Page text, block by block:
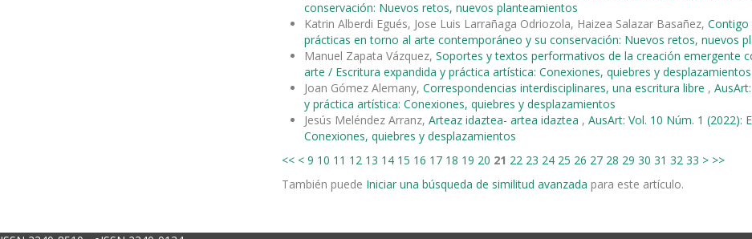
conservación: Nuevos retos, nuevos planteamientos
Katrin Alberdi Egués, Jose Luis Larrañaga Odriozola, Haizea Salazar Basañez,
prácticas en torno al arte contemporáneo y su conservación: Nuevos retos, nuevos
Manuel Zapata Vázquez, Soportes y textos performativos de la creación emergente
arte / Escritura expandida y práctica artística: Conexiones, quiebres y desplazamientos
Joan Gómez Alemany, Correspondencias interdisciplinares, una escritura libre ,
y práctica artística: Conexiones, quiebres y desplazamientos
Jesús Meléndez Arranz, Arteaz idaztea- artea idaztea , AusArt: Vol. 10 Núm. 1 (2022):
Conexiones, quiebres y desplazamientos
<< < 9 10 11 12 13 14 15 16 17 18 19 20 21 22 23 24 25 26 27 28 29 30 31 32 33 > >>
También puede Iniciar una búsqueda de similitud avanzada para este artículo.